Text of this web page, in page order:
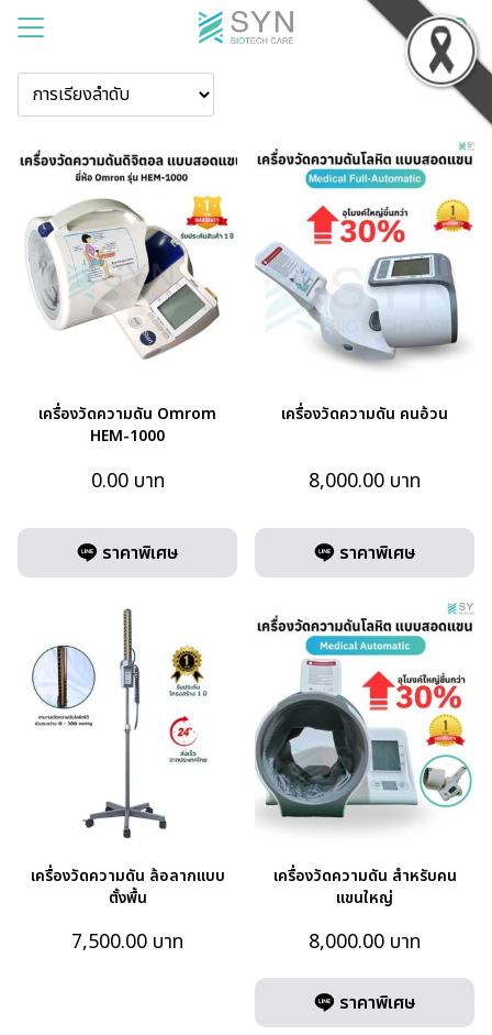
นค้า
ช่า
เครื่องวัดความดัน Omrom
HEM-1000
0.00 บาท
ราคาพิเศษ
เครื่องวัดความดัน คนอ้วน
8,000.00 บาท
ราคาพิเศษ
เครื่องวัดความดัน ล้อลากแบบ
ตั้งพื้น
7,500.00 บาท
เครื่องวัดความดัน สำหรับคน
แขนใหญ่
8,000.00 บาท
ราคาพิเศษ